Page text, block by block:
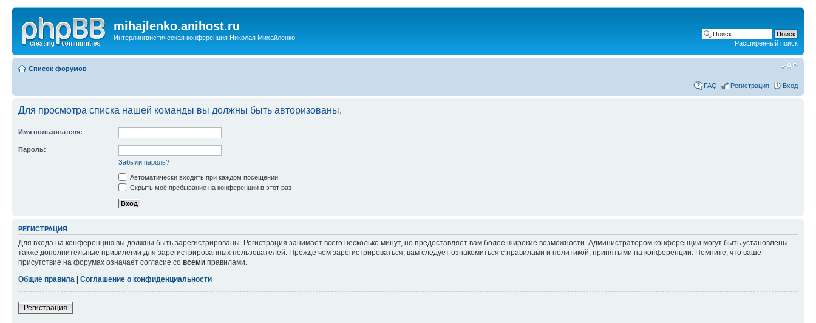
mihajlenko.anihost.ru
Интерлингвистическая конференция Николая Михайленко
Расширенный поиск
Список форумов
FAQ Регистрация Вход
Для просмотра списка нашей команды вы должны быть авторизованы.
Имя пользователя:
Пароль:
Забыли пароль?
Автоматически входить при каждом посещении
Скрыть моё пребывание на конференции в этот раз
РЕГИСТРАЦИЯ
Для входа на конференцию вы должны быть зарегистрированы. Регистрация занимает всего несколько минут, но предоставляет вам более широкие возможности. Администратором конференции могут быть установлены
также дополнительные привилегии для зарегистрированных пользователей. Прежде чем зарегистрироваться, вам следует ознакомиться с правилами и политикой, принятыми на конференции. Помните, что ваше
присутствие на форумах означает согласие со всеми правилами.
Общие правила
Соглашение о конфиденциальности
Регистрация